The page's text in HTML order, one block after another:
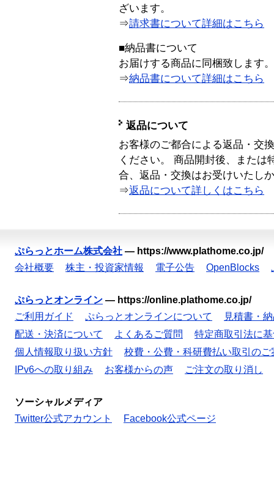
ざいます。
⇒請求書について詳細はこちら
■納品書について
お届けする商品に同梱致します。
⇒納品書について詳細はこちら
返品について
お客様のご都合による返品・交
ください。 商品開封後、または
合、返品・交換はお受けいたし
⇒返品について詳しくはこちら
ぷらっとホーム株式会社 — https://www.plathome.co.jp/
会社概要
株主・投資家情報 電子公告 OpenBlocks
ぷらっとオンライン — https://online.plathome.co.jp/
ご利用ガイド
ぷらっとオンラインについて
見積書・
配送・決済について
よくあるご質問
特定商取引法に
個人情報取り扱い方針
校費・公費・科研費払い取引のご
IPv6への取り組み
お客様からの声 ご注文の取り消し
ソーシャルメディア
Twitter公式アカウント
Facebook公式ページ